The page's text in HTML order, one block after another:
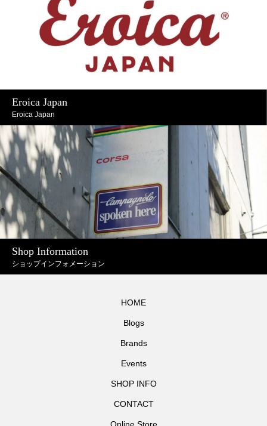
Eroica Japan
Eroica Japan
Shop Information
ショップインフォメーション
HOME
Blogs
Brands
Events
SHOP INFO
CONTACT